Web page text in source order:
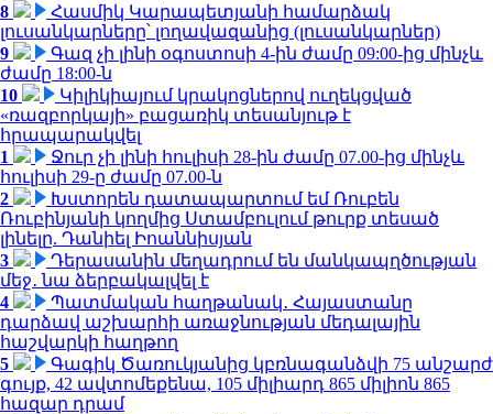
8
Հասմիկ Կարապետյանի համարձակ
լուսանկարները՝ լողավազանից (լուսանկարներ)
9
Գազ չի լինի օգոստոսի 4-ին ժամը 09:00-ից մինչև
ժամը 18:00-ն
10
Կիլիկիայում կրակոցներով ուղեկցված
«ռազբորկայի» բացառիկ տեսանյութ է
հրապարակվել
1
Ջուր չի լինի հուլիսի 28-ին ժամը 07.00-ից մինչև
հուլիսի 29-ը ժամը 07.00-ն
2
Խստորեն դատապարտում եմ Ռուբեն
Ռուբինյանի կողմից Ստամբուլում թուրք տեսած
լինելը. Դանիել Իոաննիսյան
3
Դերասանին մեղադրում են մանկապղծության
մեջ․ նա ձերբակալվել է
4
Պատմական հաղթանակ․ Հայաստանը
դարձավ աշխարհի առաջնության մեդալային
հաշվարկի հաղթող
5
Գագիկ Ծառուկյանից կբռնագանձվի 75 անշարժ
գույք, 42 ավտոմեքենա, 105 միլիարդ 865 միլիոն 865
հազար դրամ